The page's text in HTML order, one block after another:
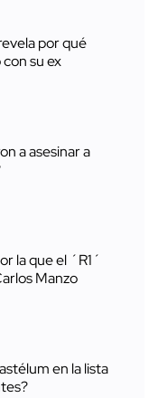
por qué
su ex
a asesinar a
la que el ´R1´
Manzo
en la lista